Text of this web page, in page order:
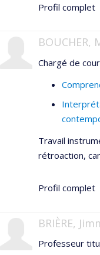
Profil complet
BOUCHER,
Chargé de
Travail
rétroaction,
Profil complet
BRIÈRE,
Professeur